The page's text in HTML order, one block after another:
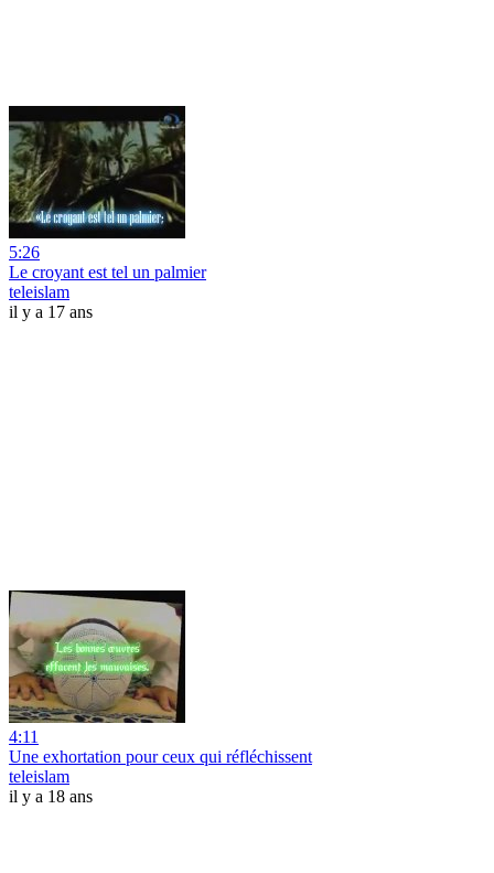
5:26
Le croyant est tel un palmier
teleislam
il y a 17 ans
4:11
Une exhortation pour ceux qui réfléchissent
teleislam
il y a 18 ans